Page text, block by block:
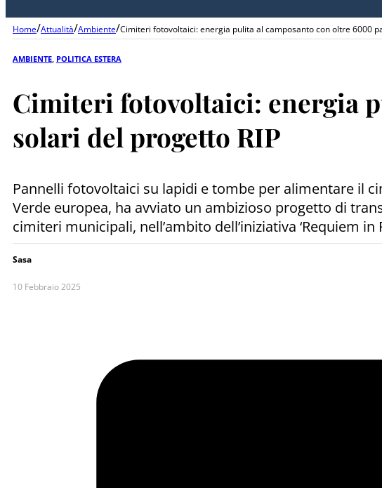
Home/Attualità/Ambiente/Cimiteri fotovoltaici: energia pulita al camposanto con oltre 6000
AMBIENTE POLITICA ESTERA
Cimiteri fotovoltaici: energia
solari del progetto RIP
Pannelli fotovoltaici su lapidi e tombe per alimentare il
Verde europea, ha avviato un ambizioso progetto di
cimiteri municipali, nell’ambito dell’iniziativa ‘Requiem
Sasa
10 Febbraio 2025